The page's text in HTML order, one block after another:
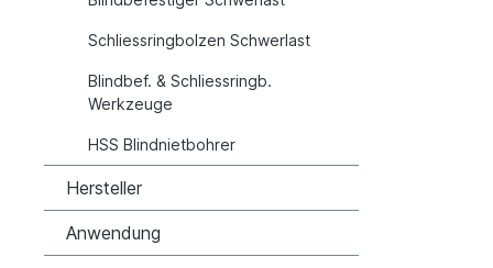
Schliessringbolzen Schwerlast
Blindbef. & Schliessringb.
Werkzeuge
HSS Blindnietbohrer
Hersteller
Anwendung